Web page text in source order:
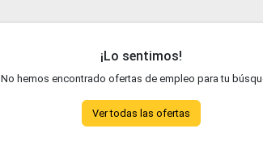
¡Lo sentimos!
No hemos encontrado ofertas de empleo para tu
Ver todas las ofertas